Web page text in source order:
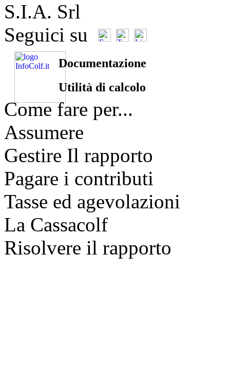
S.I.A. Srl
Seguici su
Documentazione
Utilità di calcolo
Come fare per...
Assumere
Gestire Il rapporto
Pagare i contributi
Tasse ed agevolazioni
La Cassacolf
Risolvere il rapporto